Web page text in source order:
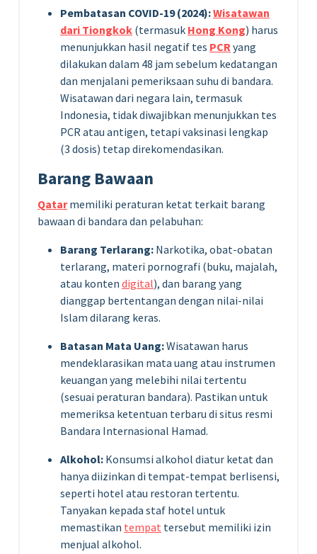
Pembatasan COVID-19 (2024):Wisatawan
dari Tiongkok (termasuk Hong Kong) harus
menunjukkan hasil negatif tes PCRyang
dilakukan dalam 48 jam sebelum kedatangan
dan menjalani pemeriksaan suhu di bandara.
Wisatawan dari negara lain, termasuk
Indonesia, tidak diwajibkan menunjukkan tes
PCR atau antigen, tetapi vaksinasi lengkap
(3 dosis) tetap direkomendasikan.
Barang Bawaan
Qatar memiliki peraturan ketat terkait barang
bawaan di bandara dan pelabuhan:
Barang Terlarang: Narkotika, obat-obatan
terlarang, materi pornografi (buku, majalah,
atau konten digital), dan barang yang
dianggap bertentangan dengan nilai-nilai
Islam dilarang keras.
Batasan Mata Uang:Wisatawan harus
mendeklarasikan mata uang atau instrumen
keuangan yang melebihi nilai tertentu
(sesuai peraturan bandara). Pastikan untuk
memeriksa ketentuan terbaru di situs resmi
Bandara Internasional Hamad.
Alkohol: Konsumsi alkohol diatur ketat dan
hanya diizinkan di tempat-tempat berlisensi,
seperti hotel atau restoran tertentu.
Tanyakan kepada staf hotel untuk
memastikan tempat tersebut memiliki izin
menjual alkohol.